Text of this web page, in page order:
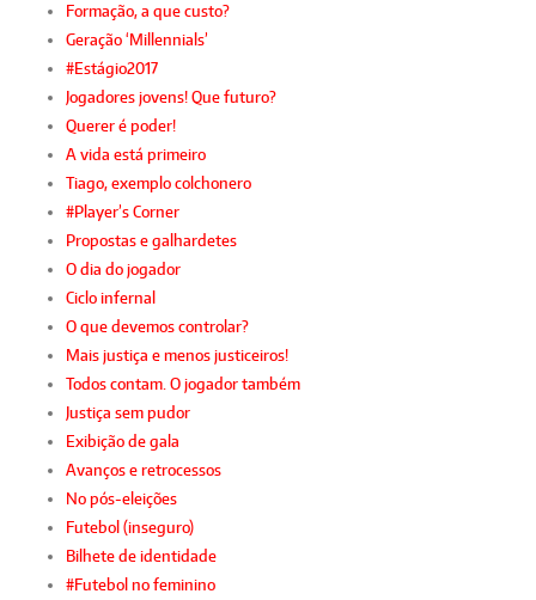
Formação, a que custo?
Geração ‘Millennials’
#Estágio2017
Jogadores jovens! Que futuro?
Querer é poder!
A vida está primeiro
Tiago, exemplo colchonero
#Player’s Corner
Propostas e galhardetes
O dia do jogador
Ciclo infernal
O que devemos controlar?
Mais justiça e menos justiceiros!
Todos contam. O jogador também
Justiça sem pudor
Exibição de gala
Avanços e retrocessos
No pós-eleições
Futebol (inseguro)
Bilhete de identidade
#Futebol no feminino